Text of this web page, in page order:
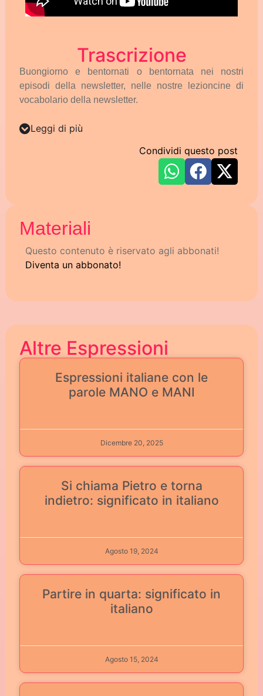
Trascrizione
Buongiorno e bentornati o bentornata nei
nostri
episodi della newsletter, nelle nostre lezioncine di
vocabolario della newsletter.
Leggi di più
Condividi questo post
Materiali
Questo contenuto è riservato agli abbonati!
Diventa un abbonato!
Altre Espressioni
Espressioni italiane con le
parole MANO e MANI
Dicembre 20, 2025
Si chiama Pietro e torna
indietro: significato in italiano
Agosto 19, 2024
Partire in quarta: significato in
italiano
Agosto 15, 2024